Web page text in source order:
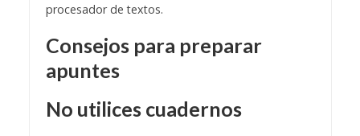
procesador de textos.
Consejos para preparar
apuntes
No utilices cuadernos